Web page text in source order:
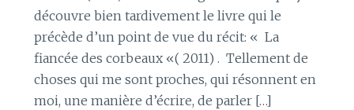
découvre bien tardivement le livre qui le
précède d’un point de vue du récit: « La
fiancée des corbeaux «( 2011) . Tellement de
choses qui me sont proches, qui résonnent en
moi, une manière d’écrire, de parler […]